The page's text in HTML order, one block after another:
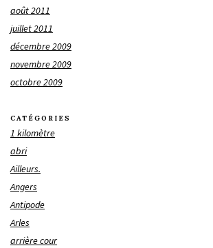
août 2011
juillet 2011
décembre 2009
novembre 2009
octobre 2009
CATÉGORIES
1 kilomètre
abri
Ailleurs.
Angers
Antipode
Arles
arrière cour